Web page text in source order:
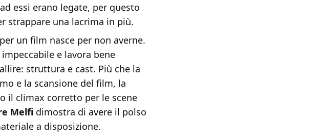
essi erano legate, per questo
strappare una lacrima in più.
un film nasce per non averne.
e lavora bene
struttura e cast. Più che la
e la scansione del film, la
il climax corretto per le scene
Melfi dimostra di avere il polso
a disposizione.